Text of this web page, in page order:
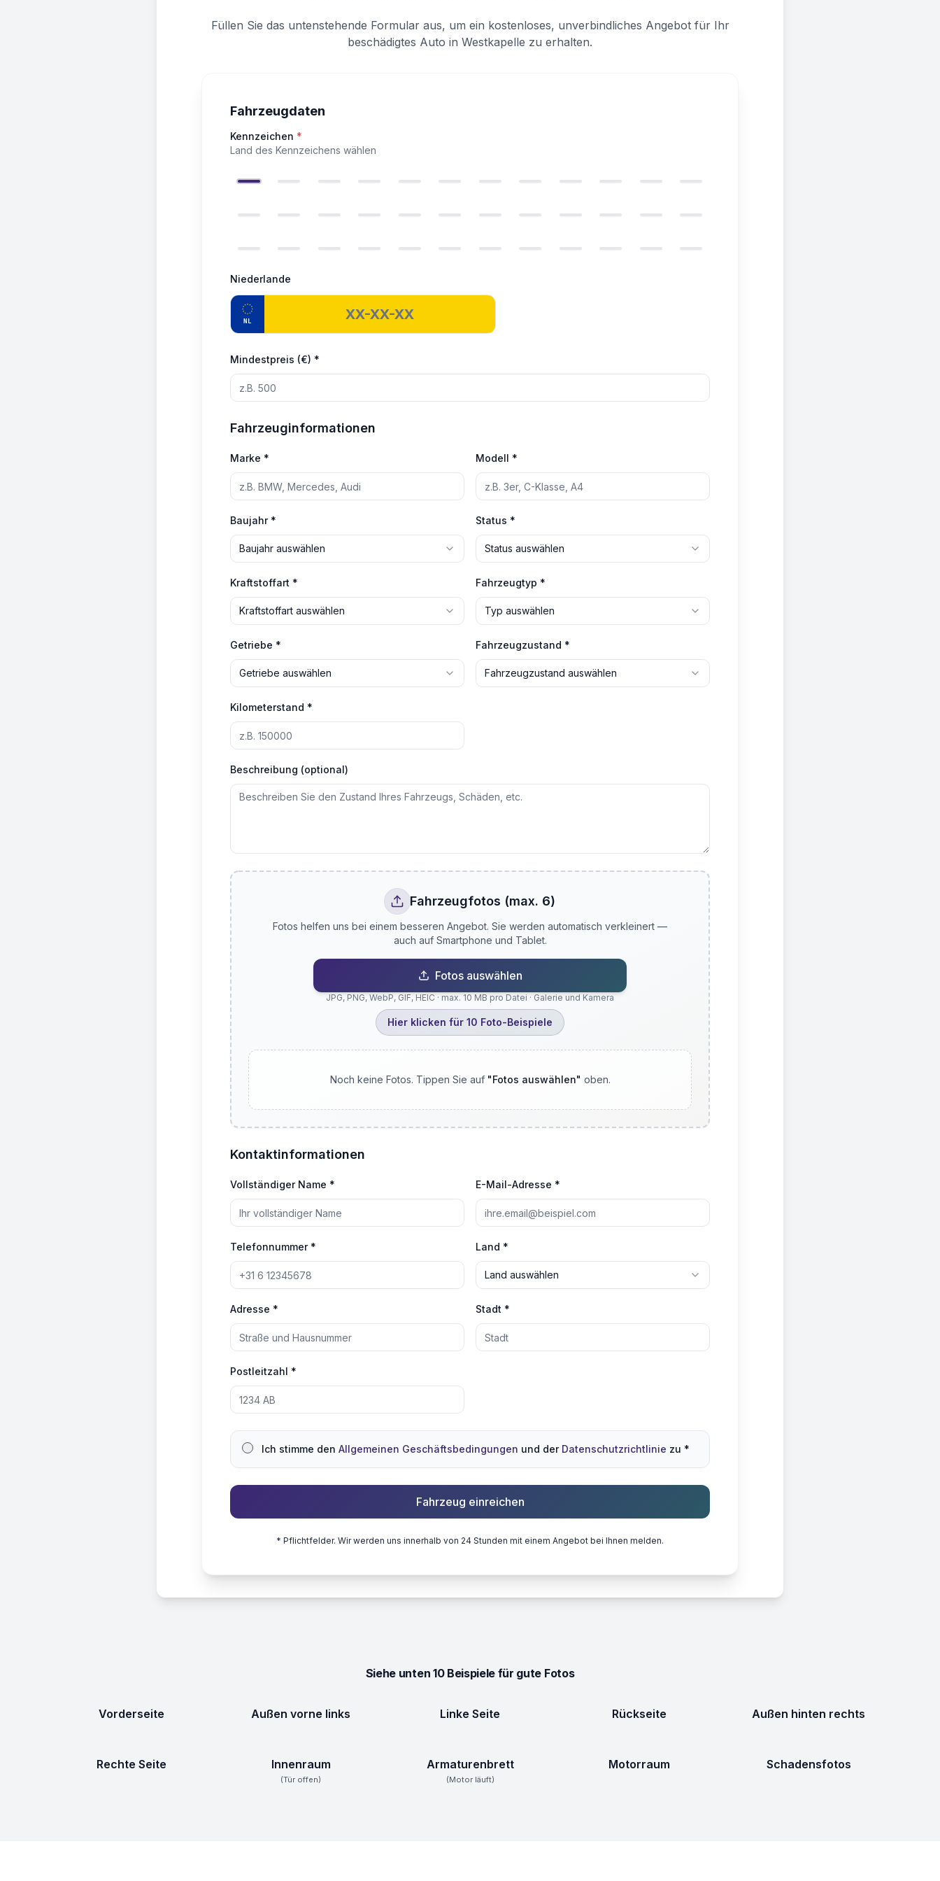
Füllen Sie das untenstehende Formular aus, um ein kostenloses, unverbindliches Angebot für Ihr
beschädigtes Auto in Westkapelle zu erhalten.
Fahrzeugdaten
Kennzeichen *
Land des Kennzeichens wählen
Niederlande
NL
Mindestpreis (€) *
Fahrzeuginformationen
Marke * Modell *
Baujahr *
Baujahr auswählen
Status *
Status auswählen
Kraftstoffart *
Kraftstoffart auswählen
Fahrzeugtyp *
Typ auswählen
Getriebe *
Getriebe auswählen
Fahrzeugzustand *
Fahrzeugzustand auswählen
Kilometerstand *
Beschreibung (optional)
Fahrzeugfotos (max. 6)
Fotos helfen uns bei einem besseren Angebot. Sie werden automatisch verkleinert —
auch auf Smartphone und Tablet.
Fotos auswählen
JPG, PNG, WebP, GIF, HEIC · max. 10 MB pro Datei · Galerie und Kamera
Hier klicken für 10 Foto-Beispiele
Noch keine Fotos. Tippen Sie auf "Fotos auswählen" oben.
Kontaktinformationen
Vollständiger Name * E-Mail-Adresse *
Telefonnummer * Land *
Land auswählen
Adresse * Stadt *
Postleitzahl *
Ich stimme den Allgemeinen Geschäftsbedingungen und der Datenschutzrichtlinie zu *
Fahrzeug einreichen
* Pflichtfelder. Wir werden uns innerhalb von 24 Stunden mit einem Angebot bei Ihnen melden.
Siehe unten 10 Beispiele für gute Fotos
Vorderseite Außen vorne links Linke Seite Rückseite Außen hinten rechts
Rechte Seite Innenraum
(Tür offen)
Armaturenbrett
(Motor läuft)
Motorraum Schadensfotos